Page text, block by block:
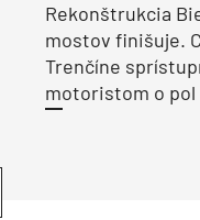
Rekonštrukcia
mostov finišuje.
Trenčíne
motoristom o pol